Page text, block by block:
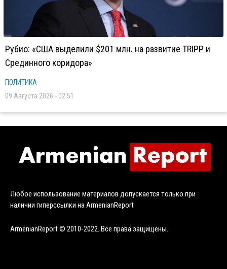
Рубио: «США выделили $201 млн. на развитие TRIPP и
Срединного коридора»
ПОЛИТИКА
09 Августа 2026 - 02:51
Любое использование материалов допускается только при
наличии гиперссылки на ArmenianReport
ArmenianReport © 2010-2022. Все права защищены.